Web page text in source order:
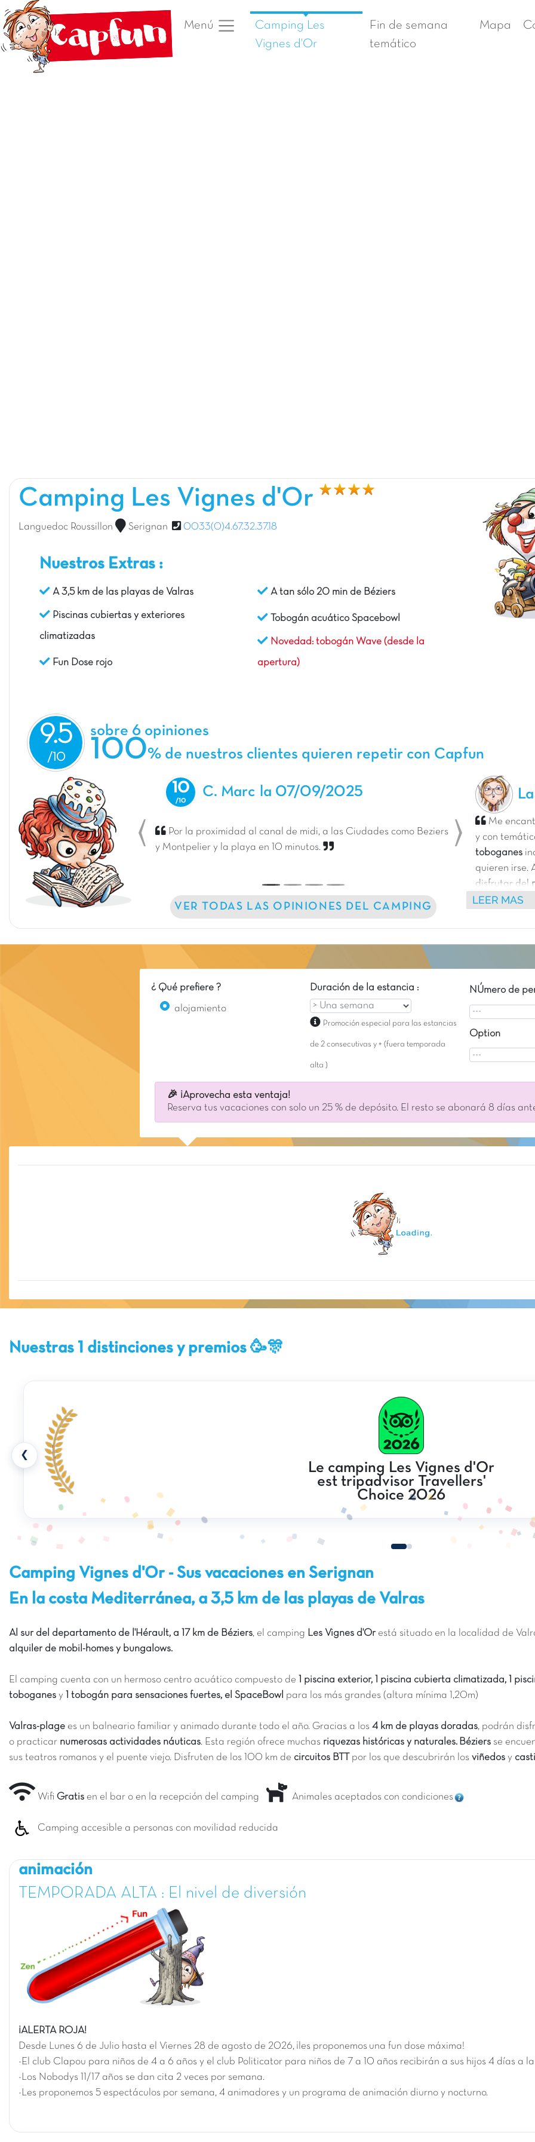
Menú
Camping Les
Vignes d'Or
Fin de semana
temático
Mapa
Camping Les Vignes d'Or
Languedoc Roussillon Serignan 0033(0)4.67.32.37.18
Nuestros Extras :
A 3,5 km de las playas de Valras
Piscinas cubiertas y exteriores
climatizadas
Fun Dose rojo
A tan sólo 20 min de Béziers
Tobogán acuático Spacebowl
Novedad: tobogán Wave (desde la
apertura)
9.5 sobre 6 opiniones
100% de nuestros clientes quieren repetir con Capfun
10 C. Marc la 07/09/2025
Por la proximidad al canal de midi, a las Ciudades como Beziers
y Montpelier y la playa en 10 minutos.
Previous Next
VER TODAS LAS OPINIONES DEL CAMPING
Me
y con
toboganes
quieren irse.
disfrutar del
históricos
LEER MAS
¿ Qué prefiere ?
alojamiento
Duración de la estancia :
Promoción especial para las estancias
de 2 consecutivas y + (fuera temporada
alta )
NÚmero de
Option
🎉 ¡Aprovecha esta ventaja!
Reserva tus vacaciones con solo un 25 % de depósito. El resto se abonará 8 días
Nuestras 1 distinciones y premios 🥳🎊
❮
Le camping Les Vignes d'Or
est tripadvisor Travellers'
Choice 2026
Camping Vignes d'Or - Sus vacaciones en Serignan
En la costa Mediterránea, a 3,5 km de las playas de Valras
Al sur del departamento de l'Hérault, a 17 km de Béziers, el camping Les Vignes d'Or está situado en la localidad de
alquiler de mobil-homes y bungalows.
El camping cuenta con un hermoso centro acuático compuesto de
1 piscina exterior, 1 piscina cubierta climatizada, 1
toboganes y 1 tobogán para sensaciones fuertes, el SpaceBowl para los más grandes (altura mínima 1,20m)
Valras-plage es un balneario familiar y animado durante todo el año. Gracias a los 4 km de playas doradas, podrán
o practicar numerosas actividades náuticas. Esta región ofrece muchas riquezas históricas y naturales. Béziers se
sus teatros romanos y el puente viejo. Disfruten de los 100 km de circuitos BTT por los que descubrirán los viñedos y
Wifi Gratis en el bar o en la recepción del camping Animales aceptados con condiciones
Camping accesible a personas con movilidad reducida
animación
TEMPORADA ALTA : El nivel de diversión
¡ALERTA ROJA!
Desde Lunes 6 de Julio hasta el Viernes 28 de agosto de 2026, ¡les proponemos una fun dose máxima!
-El club Clapou para niños de 4 a 6 años y el club Politicator para niños de 7 a 10 años recibirán a sus hijos 4 días a
-Los Nobodys 11/17 años se dan cita 2 veces por semana.
-Les proponemos 5 espectáculos por semana, 4 animadores y un programa de animación diurno y nocturno.